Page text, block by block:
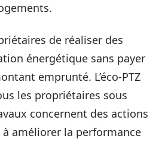
de réaliser des
énergétique sans payer
emprunté. L’éco-PTZ
les propriétaires sous
concernent des actions
améliorer la performance